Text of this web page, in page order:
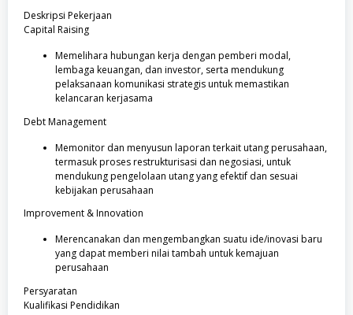
Deskripsi Pekerjaan
Capital Raising
Memelihara hubungan kerja dengan pemberi modal,
lembaga keuangan, dan investor, serta mendukung
pelaksanaan komunikasi strategis untuk memastikan
kelancaran kerjasama
Debt Management
Memonitor dan menyusun laporan terkait utang perusahaan,
termasuk proses restrukturisasi dan negosiasi, untuk
mendukung pengelolaan utang yang efektif dan sesuai
kebijakan perusahaan
Improvement & Innovation
Merencanakan dan mengembangkan suatu ide/inovasi baru
yang dapat memberi nilai tambah untuk kemajuan
perusahaan
Persyaratan
Kualifikasi Pendidikan